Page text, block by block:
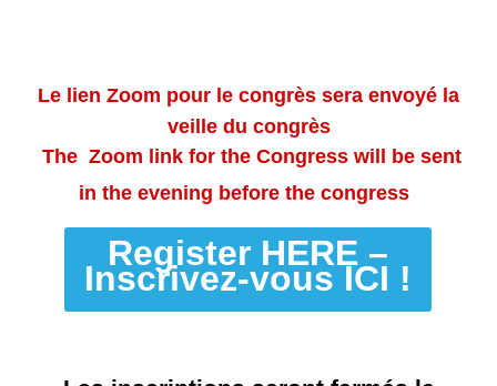
Le lien Zoom pour le congrès sera envoyé la
veille du congrès
The Zoom link for the Congress will be sent
in the evening before the congress
Register HERE –
Inscrivez-vous ICI !